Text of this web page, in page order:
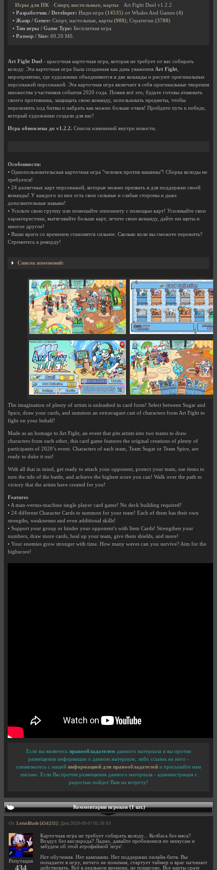
Игры для ПК
Спорт, настольные, карты
Art Fight Duel v1.2.2
• Разработчик / Developer: Инди-игра (14535) от Whales And Games (4)
• Жанр / Genre: Спорт, настольные, карты (988); Стратегии (3780)
• Тип игры / Game Type: Бесплатная игра
• Размер / Size: 69.20 Мб.
Art Fight Duel - красочная карточная игра, которая не требует от вас собирать
колоду. Эта карточная игра была созданная как дань уважения Art Fight
мероприятию, где художники объединяются в две команды и рисуют оригинальных
персонажей персонажей. Эта карточная игра включает в себя оригинальные творения
множества участников события 2020 года. Помня всё это, будьте готовы атаковать
своего противника, защищать свою команду, использовать предметы, чтобы
переломить ход битвы и набрать как можно больше очков! Пройдите путь к победе,
который художники создали для вас!
Игра обновлена до v1.2.2. Список изменений внутри новости.
Особенности:
• Однопользовательская карточная игра "человек против машины"! Сборка колоды не
требуется!
• 24 различных карт персонажей, которые можно призвать в для поддержки своей
команды! У каждого из них есть свои сильные и слабые стороны и даже
дополнительные навыки!
• Усильте свою группу или помешайте оппоненту с помощью карт! Усиливайте свои
характеристики, вытягивайте больше карт, лечите свою команду, дайте им щиты и
многое другое!
• Ваши враги со временем становятся сильнее. Сколько волн вы сможете пережить?
Стремитесь к рекорду!
Список изменений:
The imagination of plenty of artists is unleashed in card form! Select between Sugar and
Spice, draw your cards, and summon an extravagant cast of characters from Art Fight to
fight on your behalf!
Made as an homage to Art Fight, an event that pits artists into two teams to draw
characters from each other, this card game features the original creations of plenty of
participants of 2020’s event. Characters of each team, Team Sugar or Team Spice, are
ready to duke it out!
With all that in mind, get ready to attack your opponent, protect your team, use items to
turn the tide of the battle, and achieve the highest score you can! Walk over the path to
victory that the artists have created for you!
Features
• A man-versus-machine single player card game! No deck building required!
• 24 different Character Cards to summon for your team! Each of them has their own
strengths, weaknesses and even additional skills!
• Support your group or hinder your opponent’s with Item Cards! Strengthen your
numbers, draw more cards, heal up your team, give them shields, and more!
• Your enemies grow stronger with time. How many waves can you survive? Aim for the
highscore!
Если вы являетесь правообладателем данного материала и вы против
размещения информации о данном материале, либо ссылок на него -
ознакомьтесь с нашей информацией для правообладателей и присылайте нам
письмо. Если Вы против размещения данного материала - администрация с
радостью пойдет Вам на встречу!
Комментарии игроков (1 шт.)
От: LotusBlade [434|211] | Дата 2020-09-07 05:56:03
Репутация
434
Карточная игра не требует собирать колоду... Колбаса без мяса?
Воздух без кислорода? Ладно, давайте пробежимся по минусам и
забудем об этой атрофийной 'игре'.
Нет обучения. Нет кампании. Нет поддержки онлайн-битв. Вы
попадаете в игру, ничего не понимая, стартует таймер и враг начинает
действовать. Всё в реальном времени, не пошагово. Все карты сразу